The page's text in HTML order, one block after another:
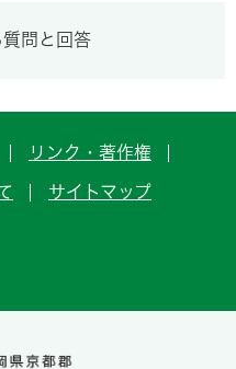
質問と回答
リンク・著作権
サイトマップ